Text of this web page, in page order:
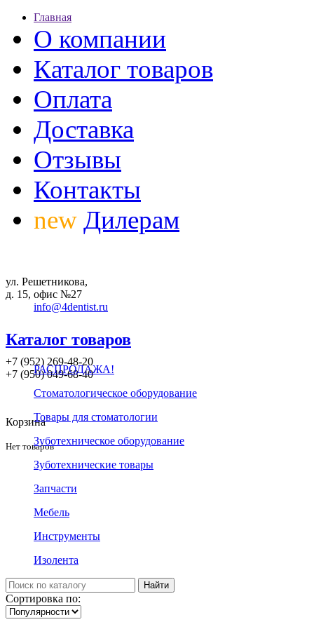
Главная
О компании
Каталог товаров
Оплата
Доставка
Отзывы
Контакты
new Дилерам
ул. Решетникова,
д. 15, офис №27
info@4dentist.ru
+7 (952) 269-48-20
‪+7 (950) 049-68-40
Корзина
Нет товаров
Каталог товаров
РАСПРОДАЖА!
Стоматологическое оборудование
Товары для стоматологии
Зуботехническое оборудование
Зуботехнические товары
Запчасти
Мебель
Инструменты
Изолента
Сортировка по: